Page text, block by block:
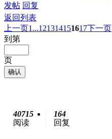
发帖 回复
返回列表
上一页1...121314151617下一页
到第
页
确认
40715
阅读
164
回复